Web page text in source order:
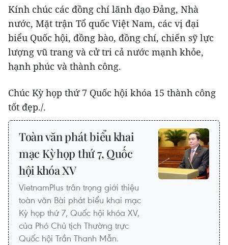
Kính chúc các đồng chí lãnh đạo Đảng, Nhà
nước, Mặt trận Tổ quốc Việt Nam, các vị đại
biểu Quốc hội, đồng bào, đồng chí, chiến sỹ lực
lượng vũ trang và cử tri cả nước mạnh khỏe,
hạnh phúc và thành công.
Chúc Kỳ họp thứ 7 Quốc hội khóa 15 thành công
tốt đẹp./.
Toàn văn phát biểu khai
mạc Kỳ họp thứ 7, Quốc
hội khóa XV
VietnamPlus trân trọng giới thiệu
toàn văn Bài phát biểu khai mạc
Kỳ họp thứ 7, Quốc hội khóa XV,
của Phó Chủ tịch Thường trực
Quốc hội Trần Thanh Mẫn.